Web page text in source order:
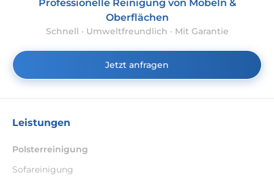
Professionelle Reinigung von Möbeln &
Oberflächen
Schnell · Umweltfreundlich · Mit Garantie
Jetzt anfragen
Leistungen
Polsterreinigung
Sofareinigung